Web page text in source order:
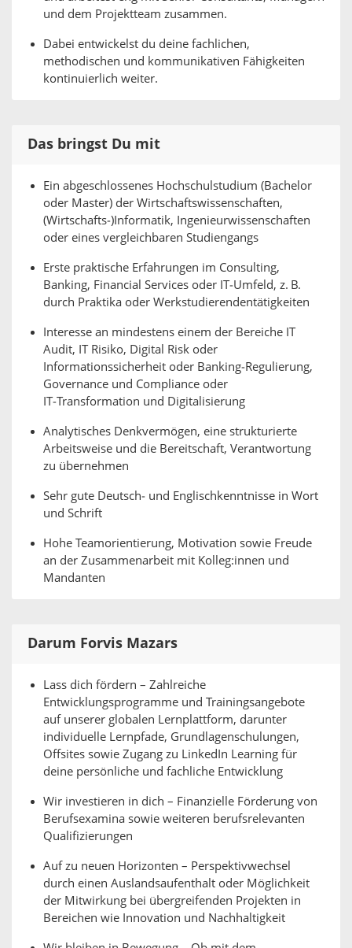
und dem Projektteam zusammen.
Dabei entwickelst du deine fachlichen,
methodischen und kommunikativen Fähigkeiten
kontinuierlich weiter.
Das bringst Du mit
Ein abgeschlossenes Hochschulstudium (Bachelor
oder Master) der Wirtschaftswissenschaften,
(Wirtschafts‑)Informatik, Ingenieurwissenschaften
oder eines vergleichbaren Studiengangs
Erste praktische Erfahrungen im Consulting,
Banking, Financial Services oder IT‑Umfeld, z. B.
durch Praktika oder Werkstudierendentätigkeiten
Interesse an mindestens einem der Bereiche IT
Audit, IT Risiko, Digital Risk oder
Informationssicherheit oder Banking‑Regulierung,
Governance und Compliance oder
IT‑Transformation und Digitalisierung
Analytisches Denkvermögen, eine strukturierte
Arbeitsweise und die Bereitschaft, Verantwortung
zu übernehmen
Sehr gute Deutsch‑ und Englischkenntnisse in Wort
und Schrift
Hohe Teamorientierung, Motivation sowie Freude
an der Zusammenarbeit mit Kolleg:innen und
Mandanten
Darum Forvis Mazars
Lass dich fördern – Zahlreiche
Entwicklungsprogramme und Trainingsangebote
auf unserer globalen Lernplattform, darunter
individuelle Lernpfade, Grundlagenschulungen,
Offsites sowie Zugang zu LinkedIn Learning für
deine persönliche und fachliche Entwicklung
Wir investieren in dich – Finanzielle Förderung von
Berufsexamina sowie weiteren berufsrelevanten
Qualifizierungen
Auf zu neuen Horizonten – Perspektivwechsel
durch einen Auslandsaufenthalt oder Möglichkeit
der Mitwirkung bei übergreifenden Projekten in
Bereichen wie Innovation und Nachhaltigkeit